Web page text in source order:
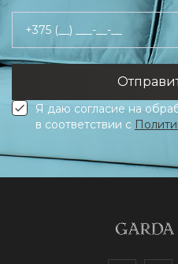
+375 (__) ___-__-__
Я даю согласие на
в соответствии с